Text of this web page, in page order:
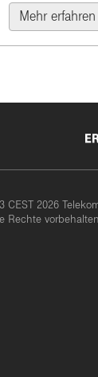
Mehr erfahren
CEST 2026
Rechte